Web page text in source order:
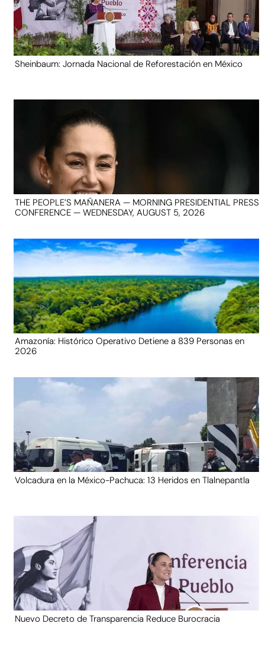
Sheinbaum: Jornada Nacional de Reforestación en México
THE PEOPLE’S MAÑANERA — MORNING PRESIDENTIAL PRESS
CONFERENCE — WEDNESDAY, AUGUST 5, 2026
Amazonía: Histórico Operativo Detiene a 839 Personas en
2026
Volcadura en la México-Pachuca: 13 Heridos en Tlalnepantla
Nuevo Decreto de Transparencia Reduce Burocracia